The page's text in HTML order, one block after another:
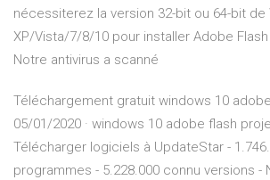
nécessiterez la version 32-bit ou 64-bit de
XP/Vista/7/8/10 pour installer Adobe
Notre antivirus a scanné
Téléchargement gratuit windows 10
05/01/2020 · windows 10 adobe flash
Télécharger logiciels à UpdateStar -
programmes - 5.228.000 connu versions -